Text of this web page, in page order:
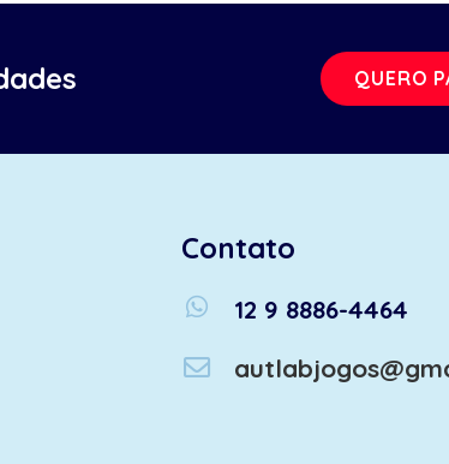
QUERO
Contato
whatsapp
12 9 8886-4464